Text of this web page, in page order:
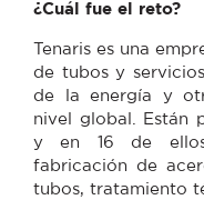
¿Cuál fue el reto?
Tenaris es una
de tubos y
de la energía y
nivel global. Están
y en 16 de ellos
fabricación de
tubos, tratamiento